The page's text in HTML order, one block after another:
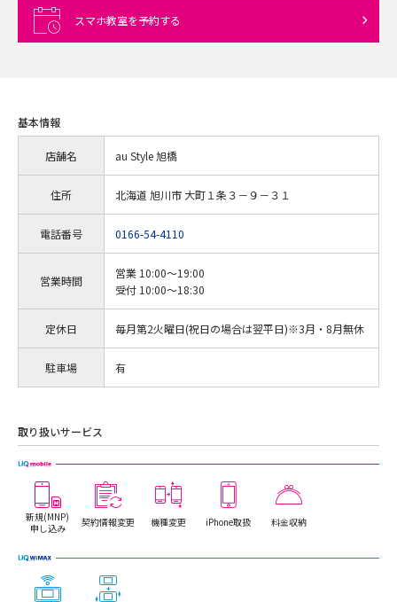
スマホ教室を予約する
基本情報
店舗名 au Style 旭橋
住所 北海道 旭川市 大町１条３－９－３１
電話番号 0166-54-4110
営業時間
営業 10:00～19:00
受付 10:00～18:30
定休日 毎月第2火曜日(祝日の場合は翌平日)※3月・8月無休
駐車場 有
取り扱いサービス
新規(MNP)
申し込み
契約情報変更 機種変更 iPhone取扱 料金収納